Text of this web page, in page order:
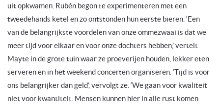
uit opkwamen. Rubén begon te experimenteren met een
tweedehands ketel en zo ontstonden hun eerste bieren. ‘Een
van de belangrijkste voordelen van onze ommezwaai is dat we
meer tijd voor elkaar en voor onze dochters hebben,’ vertelt
Mayte in de grote tuin waar ze proeverijen houden, lekker eten
serveren en in het weekend concerten organiseren. ‘Tijd is voor
ons belangrijker dan geld’, vervolgt ze. ‘We gaan voor kwaliteit
niet voor kwantiteit. Mensen kunnen hier in alle rust komen